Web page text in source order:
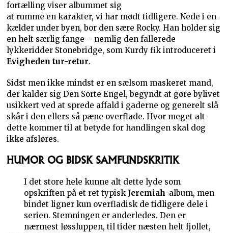
fortælling viser albummet sig
at rumme en karakter, vi har mødt tidligere. Nede i en
kælder under byen, bor den sære Rocky. Han holder sig
en helt særlig fange – nemlig den fallerede
lykkeridder Stonebridge, som Kurdy fik introduceret i
Evigheden tur-retur.
Sidst men ikke mindst er en sælsom maskeret mand,
der kalder sig Den Sorte Engel, begyndt at gøre bylivet
usikkert ved at sprede affald i gaderne og generelt slå
skår i den ellers så pæne overflade. Hvor meget alt
dette kommer til at betyde for handlingen skal dog
ikke afsløres.
HUMOR OG BIDSK SAMFUNDSKRITIK
I det store hele kunne alt dette lyde som
opskriften på et ret typisk Jeremiah-album, men
bindet ligner kun overfladisk de tidligere dele i
serien. Stemningen er anderledes. Den er
nærmest løssluppen, til tider næsten helt fjollet,